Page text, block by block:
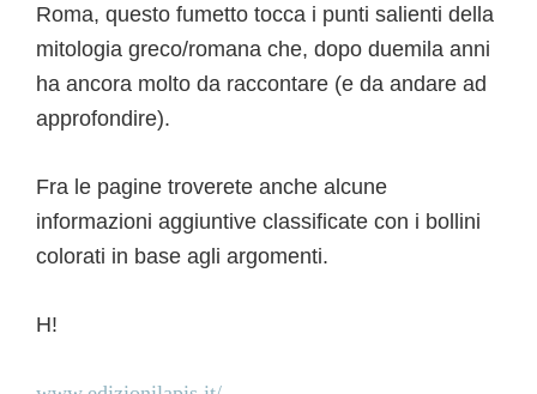
Roma, questo fumetto tocca i punti salienti della
mitologia greco/romana che, dopo duemila anni
ha ancora molto da raccontare (e da andare ad
approfondire).
Fra le pagine troverete anche alcune
informazioni aggiuntive classificate con i bollini
colorati in base agli argomenti.
H!